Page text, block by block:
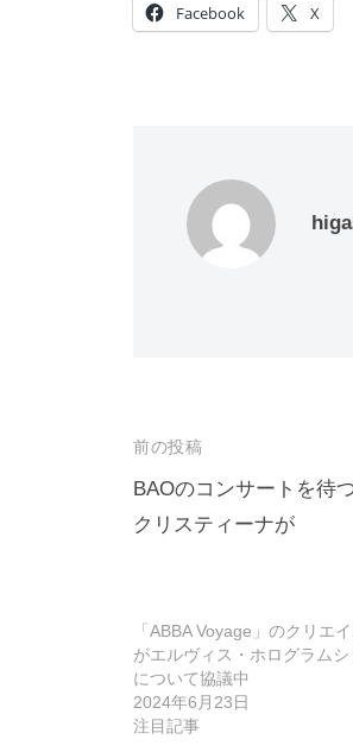
Facebook X
投
稿
ナ
ー
シ
ョ
前の投稿
BAOのコンサートを待
クリスティーナが
「ABBA Voyage」のクリエ
がエルヴィス・ホログラムシ
について協議中
2024年6月23日
注目記事